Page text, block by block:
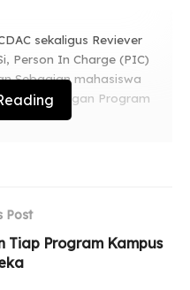
sekaligus Reviever
Person In Charge (PIC)
Sebagian mahasiswa
tertarik dengan Program
Kebajikan
Post
Tiap Program Kampus